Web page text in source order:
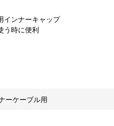
インナーキャップ
う時に便利
ーケーブル用